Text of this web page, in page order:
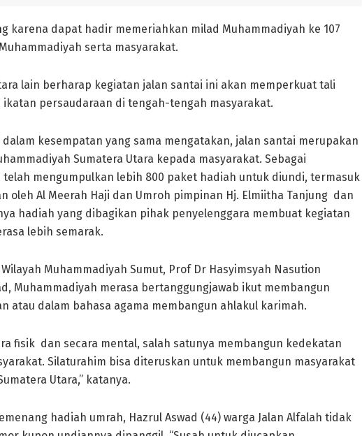
karena dapat hadir memeriahkan milad Muhammadiyah ke 107
serta masyarakat.
lain berharap kegiatan jalan santai ini akan memperkuat tali
persaudaraan di tengah-tengah masyarakat.
dalam kesempatan yang sama mengatakan, jalan santai merupakan
Sumatera Utara kepada masyarakat. Sebagai
mengumpulkan lebih 800 paket hadiah untuk diundi, termasuk
oleh Al Meerah Haji dan Umroh pimpinan Hj. Elmiitha Tanjung dan
hadiah yang dibagikan pihak penyelenggara membuat kegiatan
lebih semarak.
Muhammadiyah Sumut, Prof Dr Hasyimsyah Nasution
Muhammadiyah merasa bertanggungjawab ikut membangun
atau dalam bahasa agama membangun ahlakul karimah.
fisik dan secara mental, salah satunya membangun kedekatan
Silaturahim bisa diteruskan untuk membangun masyarakat
Utara,” katanya.
hadiah umrah, Hazrul Aswad (44) warga Jalan Alfalah tidak